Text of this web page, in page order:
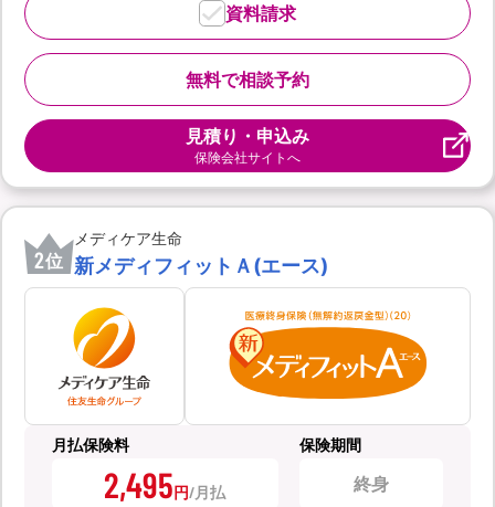
無料で相談予約
資料請求
見積り・申込み
保険会社サイトへ
2位
メディケア生命
新メディフィットＡ(エース)
月払保険料
2,495円
保険期間
終身